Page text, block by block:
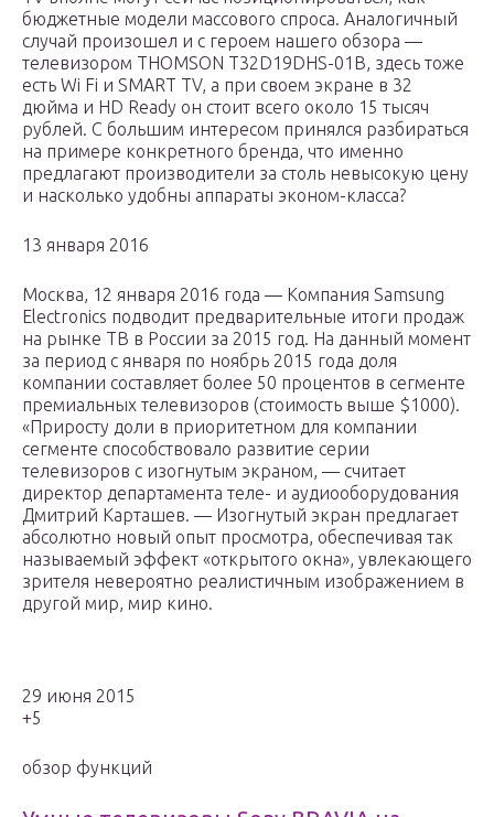
бюджетные модели массового спроса. Аналогичный
случай произошел и с героем нашего обзора —
телевизором THOMSON T32D19DHS-01B, здесь тоже
есть Wi Fi и SMART TV, а при своем экране в 32
дюйма и HD Ready он стоит всего около 15 тысяч
рублей. С большим интересом принялся разбираться
на примере конкретного бренда, что именно
предлагают производители за столь невысокую цену
и насколько удобны аппараты эконом-класса?
13 января 2016
Москва, 12 января 2016 года — Компания Samsung
Electronics подводит предварительные итоги продаж
на рынке ТВ в России за 2015 год. На данный момент
за период с января по ноябрь 2015 года доля
компании составляет более 50 процентов в сегменте
премиальных телевизоров (стоимость выше $1000).
«Приросту доли в приоритетном для компании
сегменте способствовало развитие серии
телевизоров с изогнутым экраном, — считает
директор департамента теле- и аудиооборудования
Дмитрий Карташев. — Изогнутый экран предлагает
абсолютно новый опыт просмотра, обеспечивая так
называемый эффект «открытого окна», увлекающего
зрителя невероятно реалистичным изображением в
другой мир, мир кино.
29 июня 2015
+5
обзор функций